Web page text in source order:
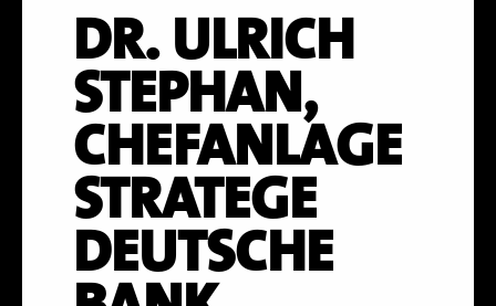
DR. ULRICH
STEPHAN,
CHEFANLAGE
STRATEGE
DEUTSCHE